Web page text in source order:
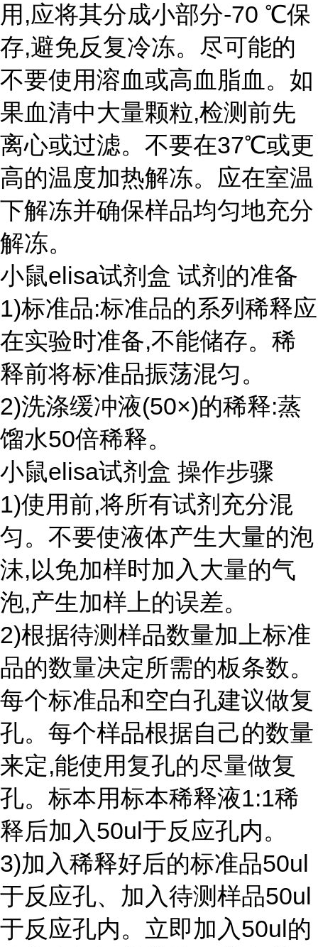
用,应将其分成小部分-70 ℃保
存,避免反复冷冻。尽可能的
不要使用溶血或高血脂血。如
果血清中大量颗粒,检测前先
离心或过滤。不要在37℃或更
高的温度加热解冻。应在室温
下解冻并确保样品均匀地充分
解冻。
小鼠elisa试剂盒 试剂的准备
1)标准品:标准品的系列稀释应
在实验时准备,不能储存。稀
释前将标准品振荡混匀。
2)洗涤缓冲液(50×)的稀释:蒸
馏水50倍稀释。
小鼠elisa试剂盒 操作步骤
1)使用前,将所有试剂充分混
匀。不要使液体产生大量的泡
沫,以免加样时加入大量的气
泡,产生加样上的误差。
2)根据待测样品数量加上标准
品的数量决定所需的板条数。
每个标准品和空白孔建议做复
孔。每个样品根据自己的数量
来定,能使用复孔的尽量做复
孔。标本用标本稀释液1:1稀
释后加入50ul于反应孔内。
3)加入稀释好后的标准品50ul
于反应孔、加入待测样品50ul
于反应孔内。立即加入50ul的